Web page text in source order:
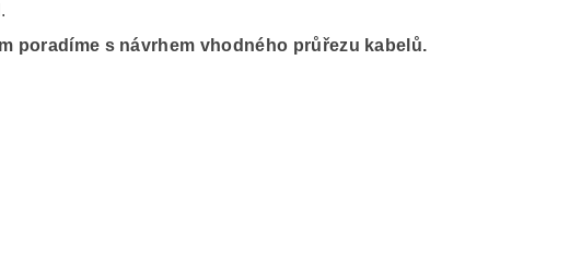
poradíme s návrhem vhodného průřezu kabelů.